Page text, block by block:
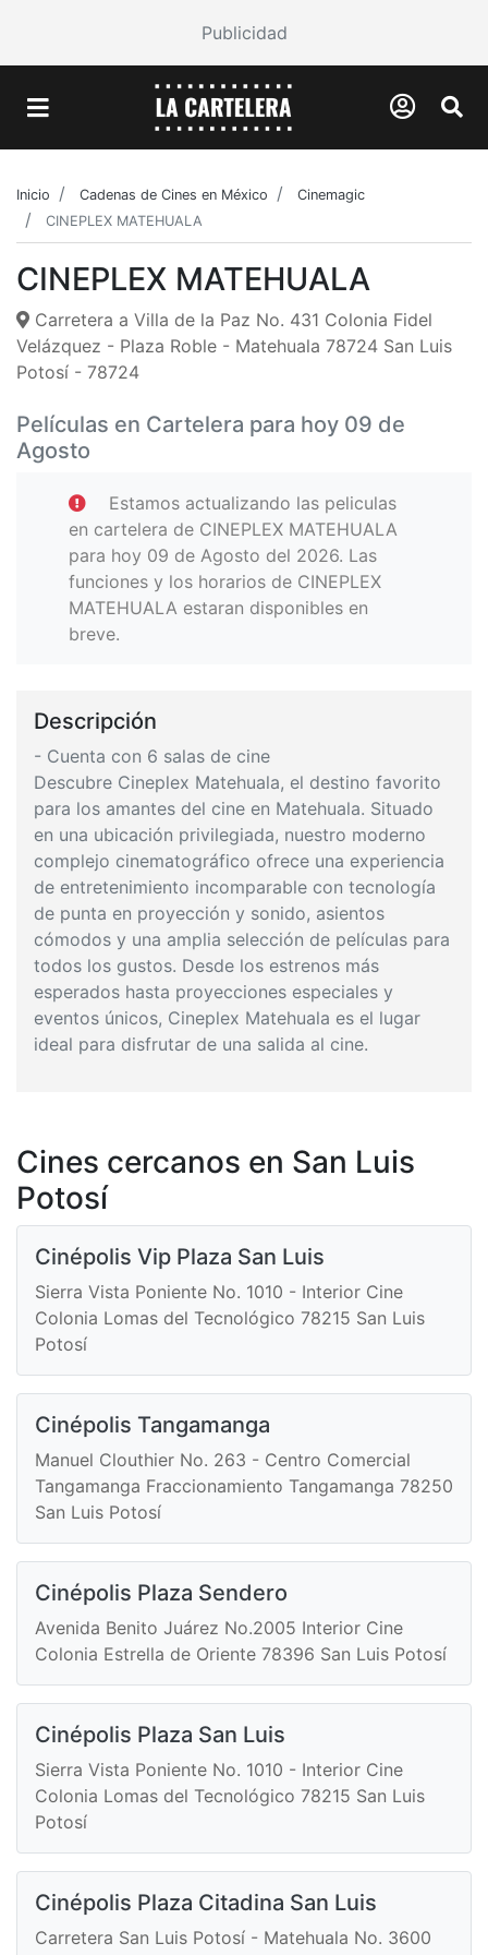
Publicidad
Inicio Cadenas de Cines en México
Cinemagic
CINEPLEX MATEHUALA
CINEPLEX MATEHUALA
Carretera a Villa de la Paz No. 431 Colonia Fidel
Velázquez - Plaza Roble - Matehuala 78724 San Luis
Potosí - 78724
Películas en Cartelera para hoy 09 de
Agosto
Estamos actualizando las peliculas
en cartelera de CINEPLEX MATEHUALA
para hoy 09 de Agosto del 2026. Las
funciones y los horarios de CINEPLEX
MATEHUALA estaran disponibles en
breve.
Descripción
- Cuenta con 6 salas de cine
Descubre Cineplex Matehuala, el destino favorito
para los amantes del cine en Matehuala. Situado
en una ubicación privilegiada, nuestro moderno
complejo cinematográfico ofrece una experiencia
de entretenimiento incomparable con tecnología
de punta en proyección y sonido, asientos
cómodos y una amplia selección de películas para
todos los gustos. Desde los estrenos más
esperados hasta proyecciones especiales y
eventos únicos, Cineplex Matehuala es el lugar
ideal para disfrutar de una salida al cine.
Cines cercanos en San Luis
Potosí
Cinépolis Vip Plaza San Luis
Sierra Vista Poniente No. 1010 - Interior Cine
Colonia Lomas del Tecnológico 78215 San Luis
Potosí
Cinépolis Tangamanga
Manuel Clouthier No. 263 - Centro Comercial
Tangamanga Fraccionamiento Tangamanga 78250
San Luis Potosí
Cinépolis Plaza Sendero
Avenida Benito Juárez No.2005 Interior Cine
Colonia Estrella de Oriente 78396 San Luis Potosí
Cinépolis Plaza San Luis
Sierra Vista Poniente No. 1010 - Interior Cine
Colonia Lomas del Tecnológico 78215 San Luis
Potosí
Cinépolis Plaza Citadina San Luis
Carretera San Luis Potosí - Matehuala No. 3600